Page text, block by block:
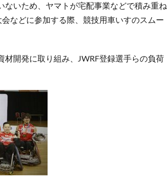
いため、ヤマトが宅配事業などで積み重ね
などに参加する際、競技用車いすのスムー
開発に取り組み、JWRF登録選手らの負荷